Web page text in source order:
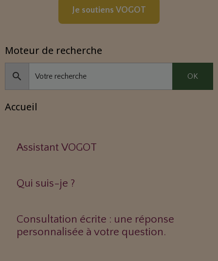
Je soutiens VOGOT
Moteur de recherche
OK
Accueil
Assistant VOGOT
Qui suis-je ?
Consultation écrite : une réponse
personnalisée à votre question.